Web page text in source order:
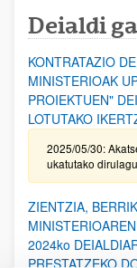
Deialdi
KONTRATAZIO
MINISTERIOAK
PROIEKTUEN"
LOTUTAKO
2025/05/30:
ukatutako
ZIENTZIA,
2024ko
PRESTATZEKO